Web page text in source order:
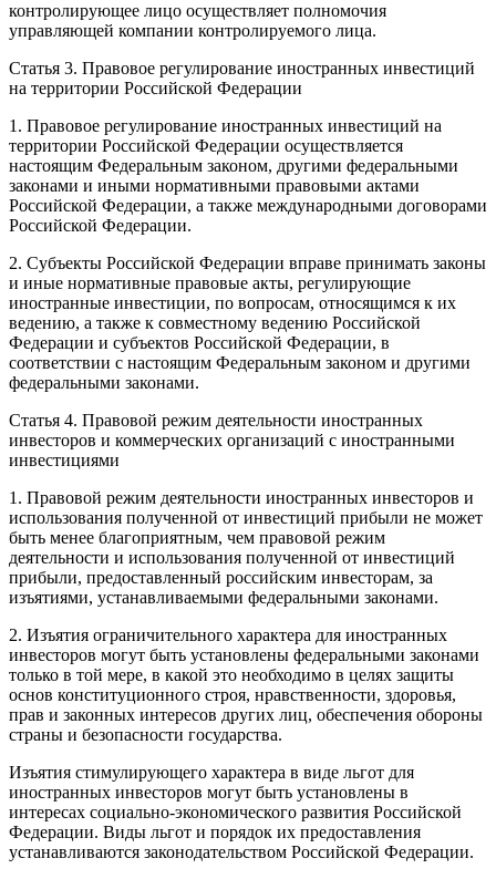
контролирующее лицо осуществляет полномочия
управляющей компании контролируемого лица.
Статья 3. Правовое регулирование иностранных инвестиций
на территории Российской Федерации
1. Правовое регулирование иностранных инвестиций на
территории Российской Федерации осуществляется
настоящим Федеральным законом, другими федеральными
законами и иными нормативными правовыми актами
Российской Федерации, а также международными договорами
Российской Федерации.
2. Субъекты Российской Федерации вправе принимать законы
и иные нормативные правовые акты, регулирующие
иностранные инвестиции, по вопросам, относящимся к их
ведению, а также к совместному ведению Российской
Федерации и субъектов Российской Федерации, в
соответствии с настоящим Федеральным законом и другими
федеральными законами.
Статья 4. Правовой режим деятельности иностранных
инвесторов и коммерческих организаций с иностранными
инвестициями
1. Правовой режим деятельности иностранных инвесторов и
использования полученной от инвестиций прибыли не может
быть менее благоприятным, чем правовой режим
деятельности и использования полученной от инвестиций
прибыли, предоставленный российским инвесторам, за
изъятиями, устанавливаемыми федеральными законами.
2. Изъятия ограничительного характера для иностранных
инвесторов могут быть установлены федеральными законами
только в той мере, в какой это необходимо в целях защиты
основ конституционного строя, нравственности, здоровья,
прав и законных интересов других лиц, обеспечения обороны
страны и безопасности государства.
Изъятия стимулирующего характера в виде льгот для
иностранных инвесторов могут быть установлены в
интересах социально-экономического развития Российской
Федерации. Виды льгот и порядок их предоставления
устанавливаются законодательством Российской Федерации.